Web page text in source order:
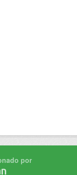
por